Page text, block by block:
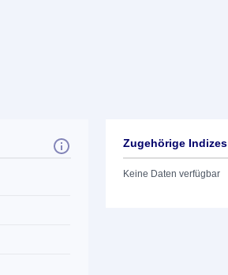
Zugehörige Indizes
Keine Daten verfügbar